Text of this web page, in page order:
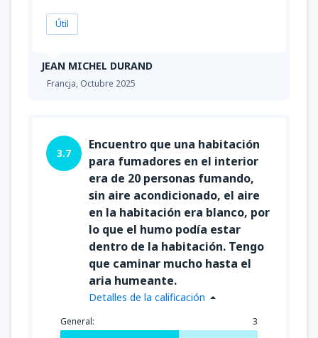
JEAN MICHEL DURAND
Francja, Octubre 2025
Útil
3.7
Encuentro que una habitación
para fumadores en el interior
era de 20 personas fumando,
sin aire acondicionado, el aire
en la habitación era blanco, por
lo que el humo podía estar
dentro de la habitación. Tengo
que caminar mucho hasta el
aria humeante.
Detalles de la calificación
General: 3